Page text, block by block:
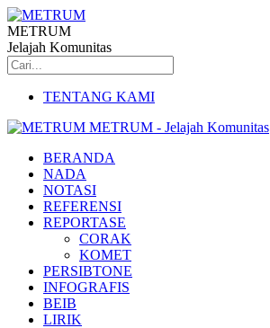
METRUM
Jelajah Komunitas
TENTANG KAMI
METRUM - Jelajah Komunitas
BERANDA
NADA
NOTASI
REFERENSI
REPORTASE
CORAK
KOMET
PERSIBTONE
INFOGRAFIS
BEIB
LIRIK